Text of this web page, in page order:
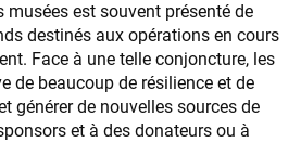
musées est souvent présenté de
destinés aux opérations en cours
Face à une telle conjoncture, les
de beaucoup de résilience et de
générer de nouvelles sources de
et à des donateurs ou à